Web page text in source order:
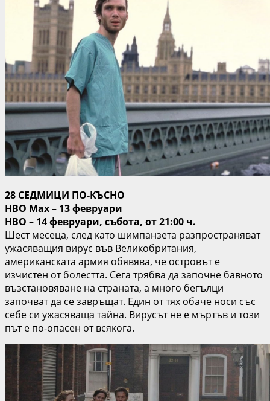
28 СЕДМИЦИ ПО-КЪСНО
HBO Max – 13 февруари
HBO – 14 февруари, събота, от 21:00 ч.
Шест месеца, след като шимпанзета разпространяват
ужасяващия вирус във Великобритания,
американската армия обявява, че островът е
изчистен от болестта. Сега трябва да започне бавното
възстановяване на страната, а много бегълци
започват да се завръщат. Един от тях обаче носи със
себе си ужасяваща тайна. Вирусът не е мъртъв и този
път е по-опасен от всякога.